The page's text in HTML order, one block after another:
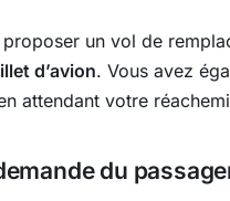
un vol de
d’avion. Vous avez
attendant votre
du